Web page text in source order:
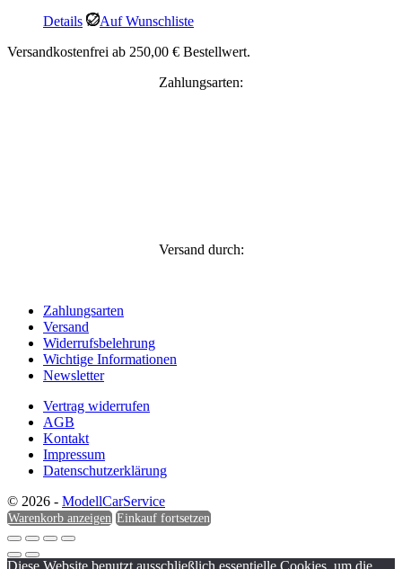
Details
Auf Wunschliste
Versandkostenfrei ab 250,00 € Bestellwert.
Zahlungsarten:
Versand durch:
Zahlungsarten
Versand
Widerrufsbelehrung
Wichtige Informationen
Newsletter
Vertrag widerrufen
AGB
Kontakt
Impressum
Datenschutzerklärung
© 2026 - ModellCarService
Warenkorb anzeigen Einkauf fortsetzen